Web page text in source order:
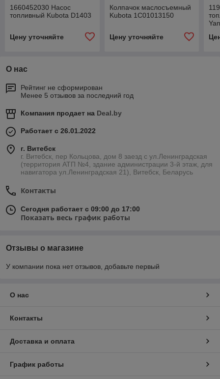
1660452030 Насос
топливный Kubota D1403
Цену уточняйте
Колпачок маслосъемный
Kubota 1C01013150
Цену уточняйте
О нас
Рейтинг не сформирован
Менее 5 отзывов за последний год
Компания продает на Deal.by
Работает с 26.01.2022
г. Витебск
г. Витебск, пер Кольцова, дом 8 заезд с ул.Ленинградская
(территория АТП №4, здание администрации 3-й этаж, для
навигатора ул.Ленинградская 21), Витебск, Беларусь
Контакты
Сегодня работает с 09:00 до 17:00
Показать весь график работы
Отзывы о магазине
У компании пока нет отзывов, добавьте первый
О нас
Контакты
Доставка и оплата
График работы